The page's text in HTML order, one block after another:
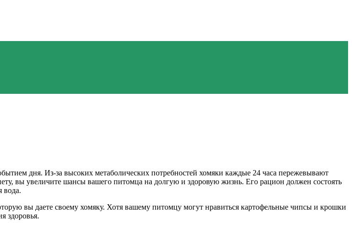
дня. Из-за высоких метаболических потребностей хомяки каждые 24 часа пережевывают
вы увеличите шансы вашего питомца на долгую и здоровую жизнь. Его рацион должен состоять
вода.
вы даете своему хомяку. Хотя вашему питомцу могут нравиться картофельные чипсы и крошки
здоровья.